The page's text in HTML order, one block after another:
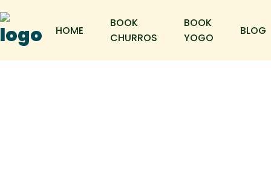
HOME
BOOK
CHURROS
BOOK
YOGO
BLOG